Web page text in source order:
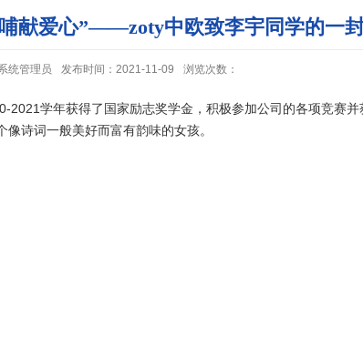
献爱心”——zoty中欧致李宇同学的一
统管理员 发布时间：2021-11-09 浏览次数：
学年获得了国家励志奖学金，积极参加公司的各项竞赛
诗词一般美好而富有韵味的女孩。